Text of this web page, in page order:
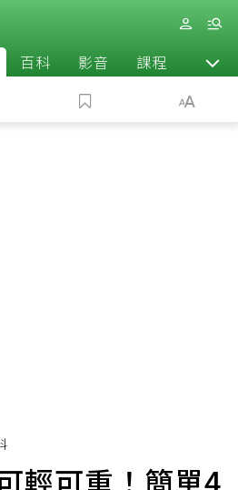
百科 影音 課程 退休
輕可重！簡單4